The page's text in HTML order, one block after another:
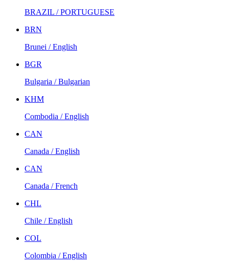
BRAZIL / PORTUGUESE
BRN
Brunei / English
BGR
Bulgaria / Bulgarian
KHM
Combodia / English
CAN
Canada / English
CAN
Canada / French
CHL
Chile / English
COL
Colombia / English